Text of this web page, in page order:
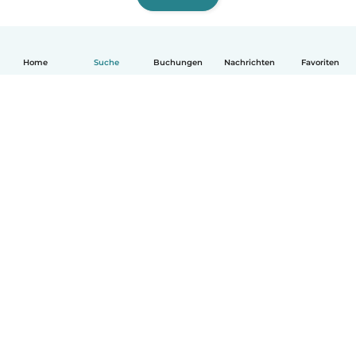
Home Suche Buchungen Nachrichten Favoriten